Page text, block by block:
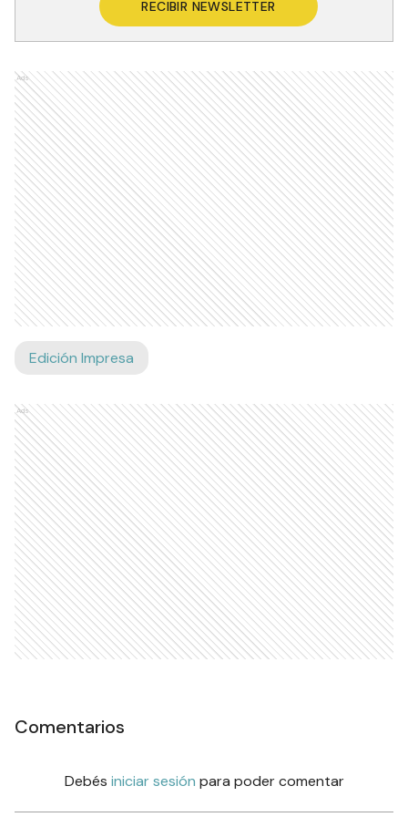
RECIBIR NEWSLETTER
Ads
Edición Impresa
Ads
Comentarios
Debés iniciar sesión para poder comentar